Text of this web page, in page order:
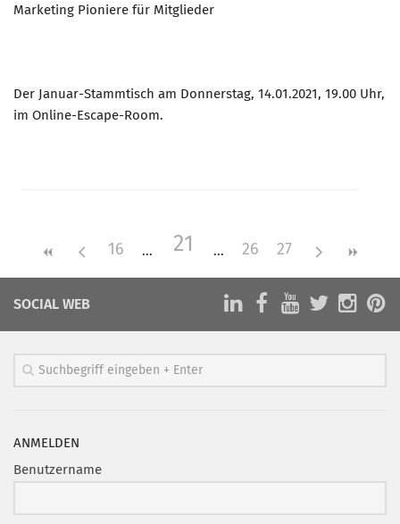
Marketing Pioniere für Mitglieder
Der Januar-Stammtisch am Donnerstag, 14.01.2021, 19.00 Uhr,
im Online-Escape-Room.
16 21 26 27
SOCIAL WEB
ANMELDEN
Benutzername